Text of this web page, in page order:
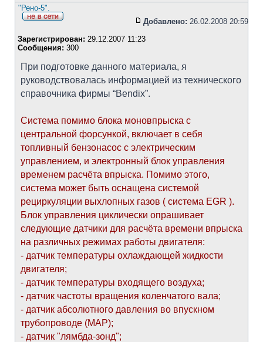
"Рено-5".
Добавлено: 26.02.2008 20:59
Зарегистрирован: 29.12.2007 11:23
Сообщения: 300
При подготовке данного материала, я
руководствовалась информацией из технического
справочника фирмы “Bendix”.
Система помимо блока моновпрыска с
центральной форсункой, включает в себя
топливный бензонасос с электрическим
управлением, и электронный блок управления
временем расчёта впрыска. Помимо этого,
система может быть оснащена системой
рециркуляции выхлопных газов ( система EGR ).
Блок управления циклически опрашивает
следующие датчики для расчёта времени впрыска
на различных режимах работы двигателя:
- датчик температуры охлаждающей жидкости
двигателя;
- датчик температуры входящего воздуха;
- датчик частоты вращения коленчатого вала;
- датчик абсолютного давления во впускном
трубопроводе (МАР);
- датчик "лямбда-зонд";